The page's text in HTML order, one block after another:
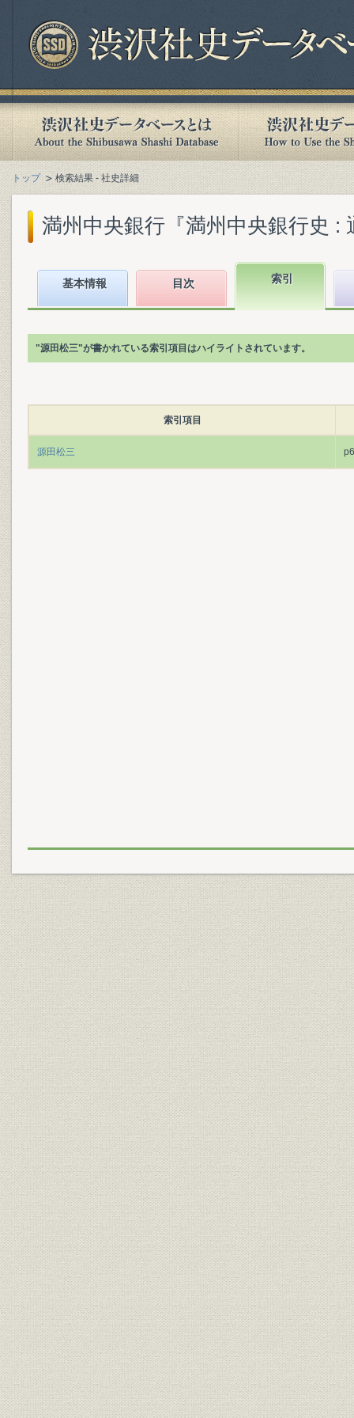
トップ 検索結果 - 社史詳細
満州中央銀行『満州中央銀行史 :
基本情報 目次 索引
"源田松三"が書かれている索引項目はハイライトされています。
索引項目
源田松三